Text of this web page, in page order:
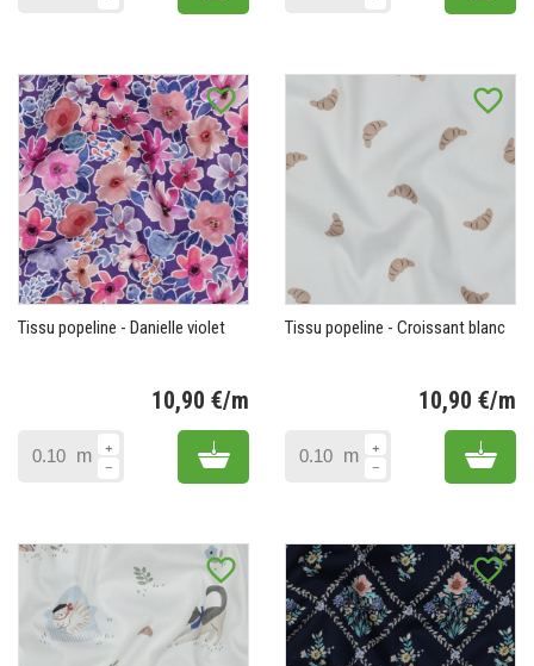
favorite_border
Tissu popeline - Danielle violet
10,90 €/m
m Add to cart
favorite_border
Tissu popeline - Croissant blanc
10,90 €/m
m Add
favorite_border favorite_border